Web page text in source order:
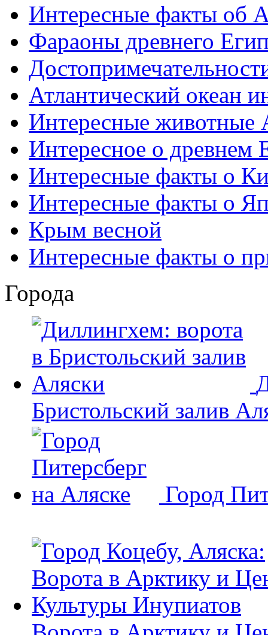
Интересные факты об
Фараоны древнего
Атлантический океан
Интересные животные
Интересное о древнем
Интересные факты о
Интересные факты о
Крым весной
Интересные факты о
Города
Бристольский залив
Город